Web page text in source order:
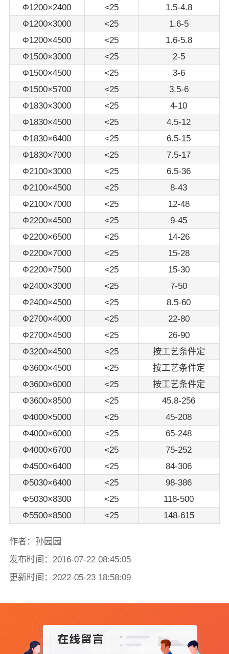
Ф1200×2400 <25
1.5-4.8
Ф1200×3000
<25
1.6-5
Ф1200×4500
<25
1.6-5.8
Ф1500×3000
<25
2-5
Ф1500×4500
<25
3-6
Ф1500×5700
<25
3.5-6
Ф1830×3000
<25
4-10
Ф1830×4500
<25
4.5-12
Ф1830×6400
<25
6.5-15
Ф1830×7000
<25
7.5-17
Ф2100×3000
<25
6.5-36
Ф2100×4500
<25
8-43
Ф2100×7000
<25
12-48
Ф2200×4500
<25
9-45
Ф2200×6500
<25
14-26
Ф2200×7000
<25
15-28
Ф2200×7500
<25
15-30
Ф2400×3000
<25
7-50
Ф2400×4500
<25
8.5-60
Ф2700×4000
<25
22-80
Ф2700×4500
<25
26-90
Ф3200×4500
<25
按工艺条件定
Ф3600×4500
<25
按工艺条件定
Ф3600×6000
<25
按工艺条件定
Ф3600×8500
<25
45.8-256
Ф4000×5000
<25
45-208
Ф4000×6000
<25
65-248
Ф4000×6700
<25
75-252
Ф4500×6400
<25
84-306
Ф5030×6400
<25
98-386
Ф5030×8300
<25
118-500
Ф5500×8500
<25 148-615
作者：孙园园
发布时间：2016-07-22 08:45:05
更新时间：2022-05-23 18:58:09